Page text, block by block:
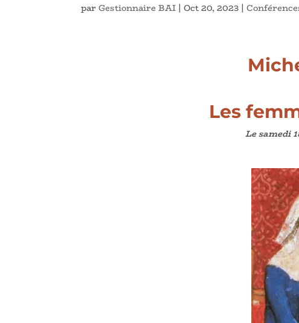
parGestionnaire BAI |Oct 20, 2023 |
Les
Le samedi